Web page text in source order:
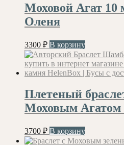
Моховой Агат 10
Оленя
3300 ₽ В корзину
Плетеный
Моховым Агатом
3700 ₽ В корзину